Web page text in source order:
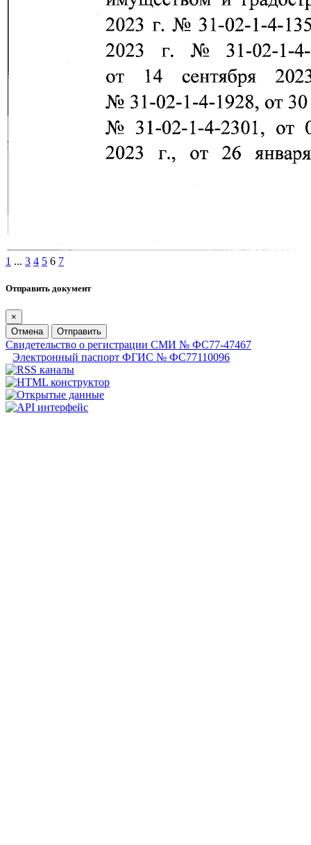
1 ... 3 4 5 6 7
Отправить документ
×
Отмена
Отправить
Свидетельство о регистрации СМИ № ФС77-47467
Электронный паспорт ФГИС № ФС77110096